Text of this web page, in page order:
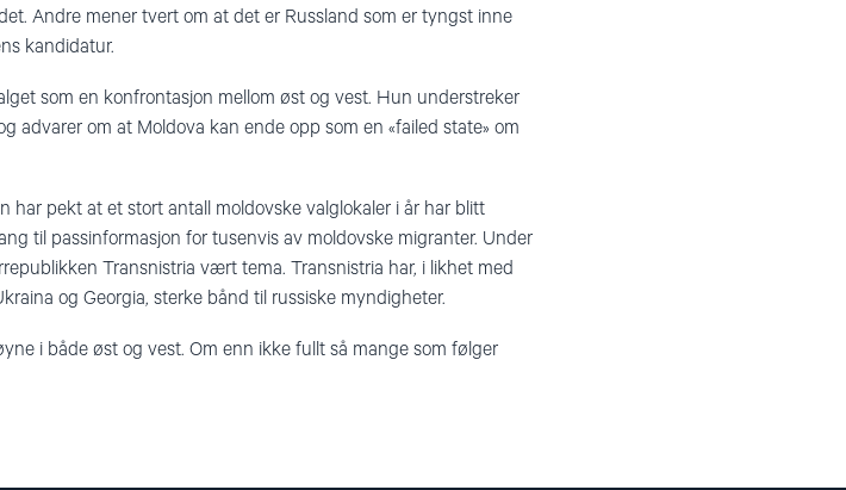
Andre mener tvert om at det er Russland som er tyngst inne
kandidatur.
som en konfrontasjon mellom øst og vest. Hun understreker
advarer om at Moldova kan ende opp som en «failed state» om
har pekt at et stort antall moldovske valglokaler i år har blitt
til passinformasjon for tusenvis av moldovske migranter. Under
Transnistria vært tema. Transnistria har, i likhet med
og Georgia, sterke bånd til russiske myndigheter.
i både øst og vest. Om enn ikke fullt så mange som følger